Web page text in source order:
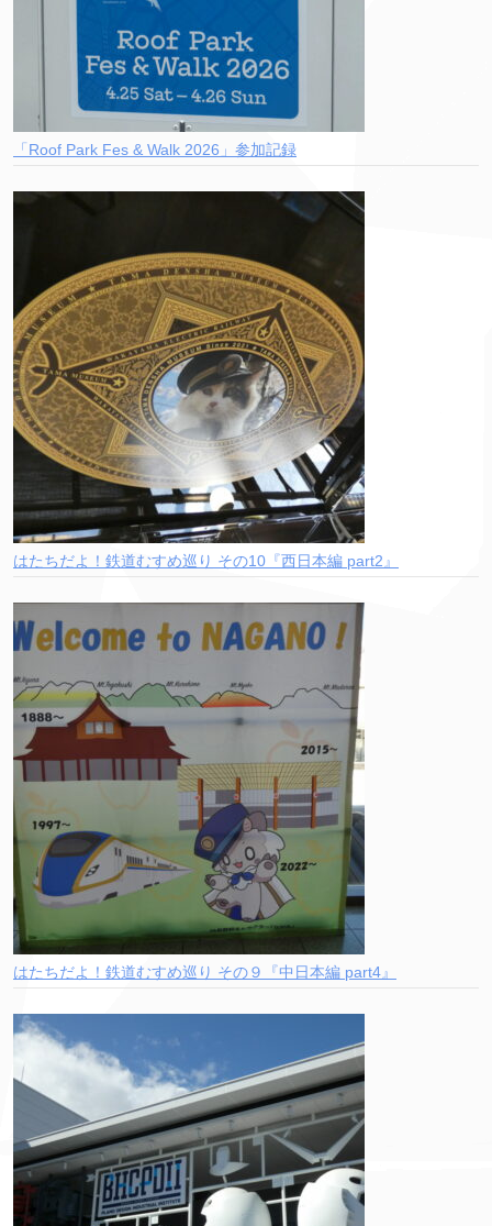
「Roof Park Fes & Walk 2026」参加記録
はたちだよ！鉄道むすめ巡り その10『西日本編 part2』
はたちだよ！鉄道むすめ巡り その９『中日本編 part4』